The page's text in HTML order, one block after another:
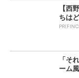
【西
ちは
「そ
ーム